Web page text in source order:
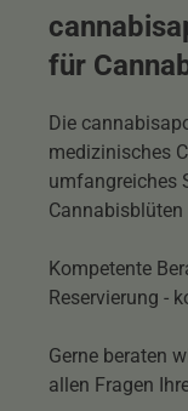
für
Die
medizinisches
umfangreiches
Cannabisblüten
Kompetente
Reservierung -
Gerne beraten
allen Fragen